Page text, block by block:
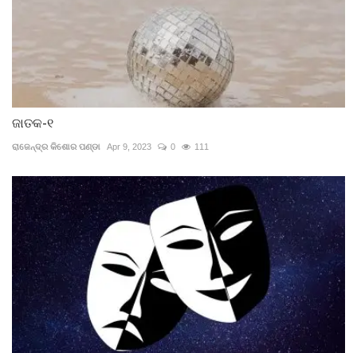
ଜାତକ-୧
ରାଜେନ୍ଦ୍ର କିଶୋର ପଣ୍ଡା Apr 9, 2023 0 111